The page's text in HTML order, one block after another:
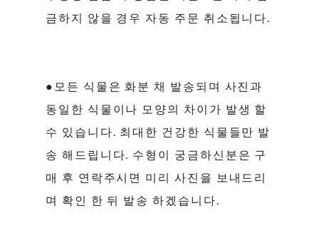
금하지 않을 경우 자동 주문 취소됩니다.
●모든 식물은 화분 채 발송되며 사진과
동일한 식물이나 모양의 차이가 발생 할
수 있습니다. 최대한 건강한 식물들만 발
송 해드립니다. 수형이 궁금하신분은 구
매 후 연락주시면 미리 사진을 보내드리
며 확인 한 뒤 발송 하겠습니다.